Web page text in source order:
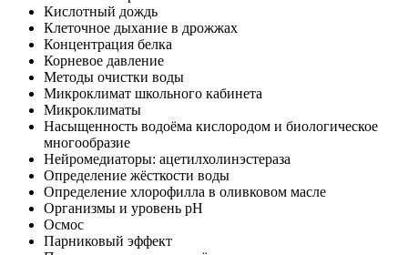
Кислотный дождь
Клеточное дыхание в дрожжах
Концентрация белка
Корневое давление
Методы очистки воды
Микроклимат школьного кабинета
Микроклиматы
Насыщенность водоёма кислородом и биологическое
многообразие
Нейромедиаторы: ацетилхолинэстераза
Определение жёсткости воды
Определение хлорофилла в оливковом масле
Организмы и уровень pH
Осмос
Парниковый эффект